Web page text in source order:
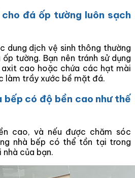
đá ốp tường luôn sạch
dung dịch vệ sinh thông thường
tường. Bạn nên tránh sử dụng
cao hoặc chứa các hạt mài
làm trầy xước bề mặt đá.
có độ bền cao như thế
cao, và nếu được chăm sóc
nhà bếp có thể tồn tại trong
của bạn.